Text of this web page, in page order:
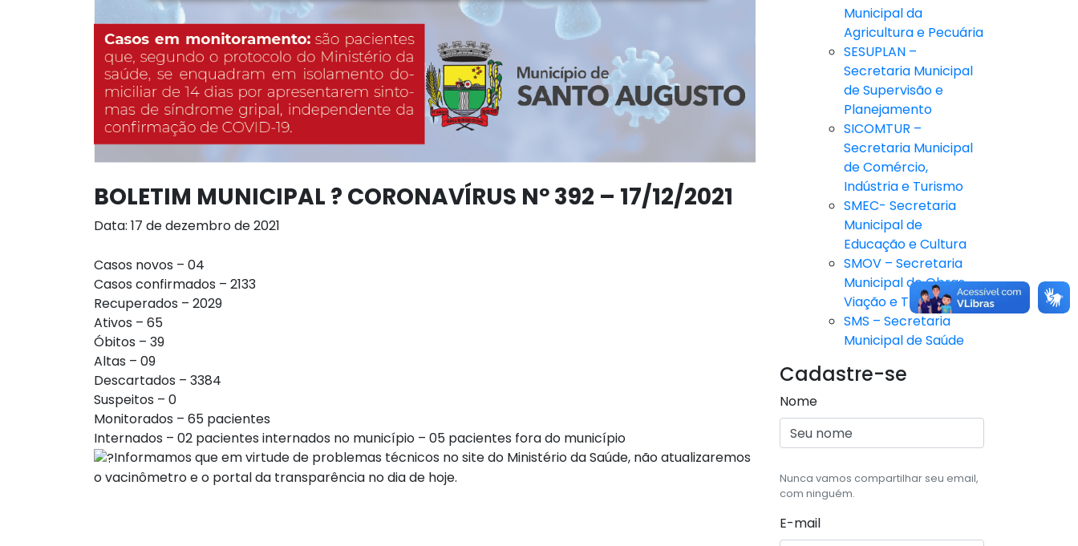
BOLETIM MUNICIPAL ? CORONAVÍRUS Nº 392 – 17/12/2021
Data: 17 de dezembro de 2021
Casos novos – 04
Casos confirmados – 2133
Recuperados – 2029
Ativos – 65
Óbitos – 39
Altas – 09
Descartados – 3384
Suspeitos – 0
Monitorados – 65 pacientes
Internados – 02 pacientes internados no município – 05 pacientes fora do município
Informamos que em virtude de problemas técnicos no site do Ministério da Saúde, não atualizaremos
o vacinômetro e o portal da transparência no dia de hoje.
Municipal da
Agricultura e Pecuária
SESUPLAN –
Secretaria Municipal
de Supervisão e
Planejamento
SICOMTUR –
Secretaria Municipal
de Comércio,
Indústria e Turismo
SMEC- Secretaria
Municipal de
Educação e Cultura
SMOV – Secretaria
Municipal de Obras,
Viação e Trânsito
SMS – Secretaria
Municipal de Saúde
Cadastre-se
Nome
Nunca vamos compartilhar seu email,
com ninguém.
E-mail